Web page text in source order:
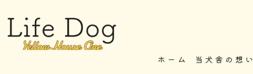
ホーム 当犬舎の想い